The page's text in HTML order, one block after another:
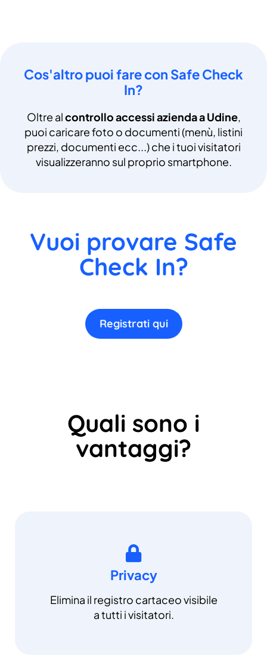
Cos'altro puoi fare con Safe Check
In?
Oltre alcontrollo accessi azienda a Udine,
puoi caricare foto o documenti (menù, listini
prezzi, documenti ecc...) che i tuoi visitatori
visualizzeranno sul proprio smartphone.
Vuoi provare Safe
Check In?
Registrati qui
Quali sono i
vantaggi?
Privacy
Elimina il registro cartaceo visibile
a tutti i visitatori.